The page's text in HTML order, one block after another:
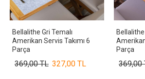
Bellalithe Gri Temalı
Amerikan Servis Takımı 6
Parça
327,00 TL
369,00 TL
Bellalithe
Parça
369,00